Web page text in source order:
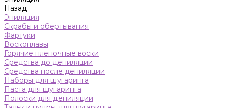
Назад
Эпиляция
Скрабы и обертывания
Фартуки
Воскоплавы
Горячие пленочные воски
Средства до депиляции
Средства после депиляции
Наборы для шугаринга
Паста для шугаринга
Полоски для депиляции